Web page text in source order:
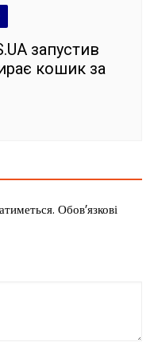
запустив
кошик за
Обов’язкові